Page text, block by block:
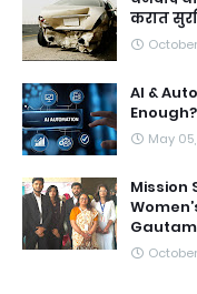
करात
AI &
Enough?
May
Mission